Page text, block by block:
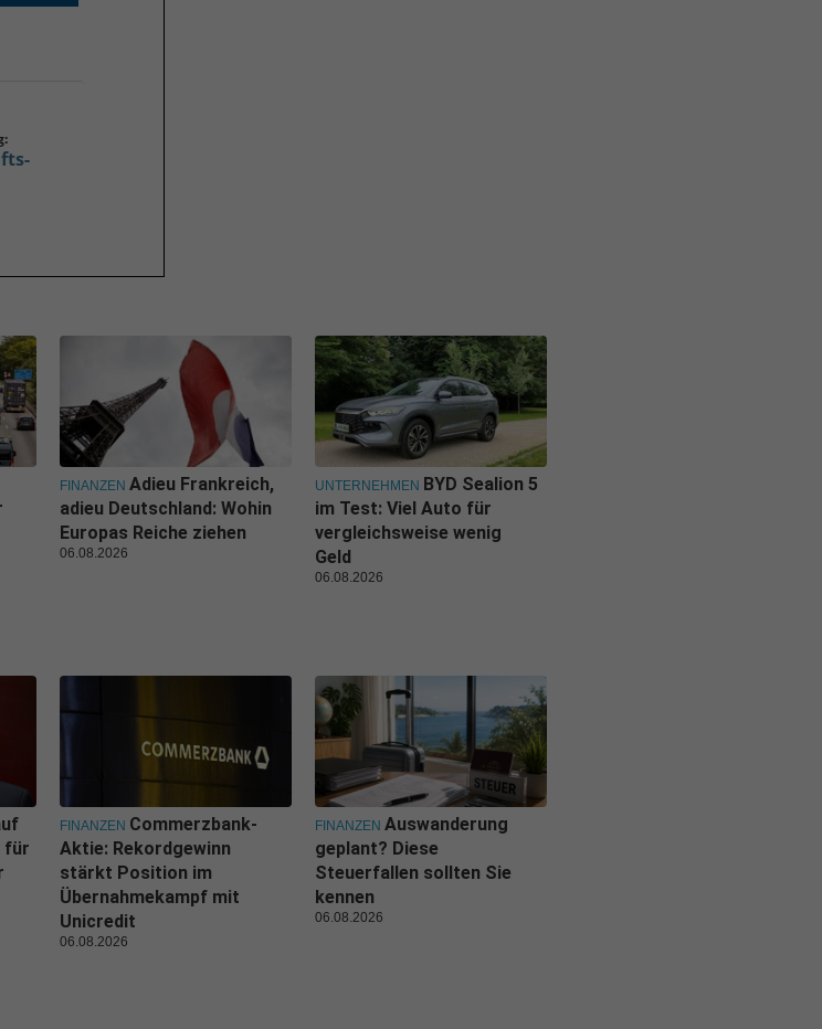
FINANZEN Adieu Frankreich,
adieu Deutschland: Wohin
Europas Reiche ziehen
06.08.2026
UNTERNEHMEN BYD Sealion 5
im Test: Viel Auto für
vergleichsweise wenig
Geld
06.08.2026
für
FINANZEN Commerzbank-
Aktie: Rekordgewinn
stärkt Position im
Übernahmekampf mit
Unicredit
06.08.2026
FINANZEN Auswanderung
geplant? Diese
Steuerfallen sollten Sie
kennen
06.08.2026